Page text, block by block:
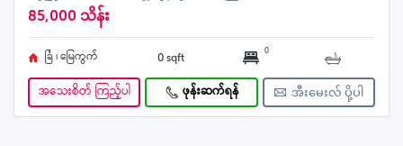
85,000 သိန်း
ခြံ ၊ မြေကွက် 0 sqft 0
အသေးစိတ် ကြည့်ပါ ဖုန်းဆက်ရန် အီးမေးလ် ပို့ပါ